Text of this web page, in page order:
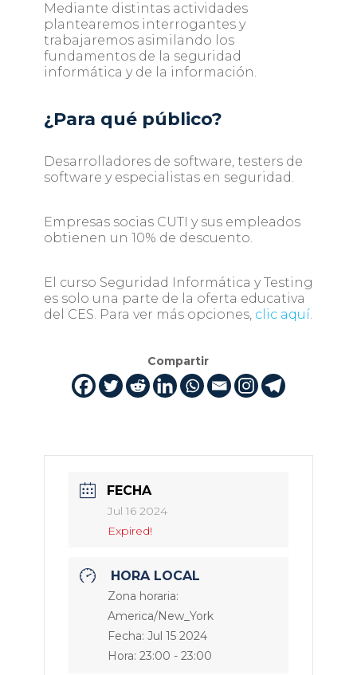
Mediante distintas actividades
plantearemos interrogantes y
trabajaremos asimilando los
fundamentos de la seguridad
informática y de la información.
¿Para qué público?
Desarrolladores de software, testers de
software y especialistas en seguridad.
Empresas socias CUTI y sus empleados
obtienen un 10% de descuento.
El curso Seguridad Informática y Testing
es solo una parte de la oferta educativa
del CES. Para ver más opciones, clic aquí.
Compartir
FECHA
Jul 16 2024
Expired!
HORA LOCAL
Zona horaria:
America/New_York
Fecha: Jul 15 2024
Hora: 23:00 - 23:00